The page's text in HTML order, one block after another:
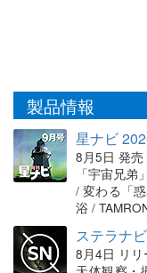
製品情報
星ナビ
8月5日 発売
「宇宙兄
/ 変わる「
浴 /
ステラナ
8月4日 リリ